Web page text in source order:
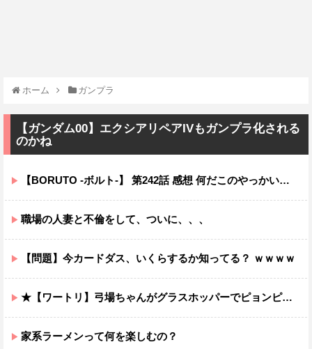
ホーム ガンプラ
【ガンダム00】エクシアリペアIVもガンプラ化される
のかね
【BORUTO -ボルト-】 第242話 感想 何だこのやっかいな弓使い！？
職場の人妻と不倫をして、ついに、、、
【問題】今カードダス、いくらするか知ってる？ ｗｗｗｗ
★【ワートリ】弓場ちゃんがグラスホッパーでピョンピョン飛んでるところ想像するとジワジワくるから使わんでくれ
家系ラーメンって何を楽しむの？